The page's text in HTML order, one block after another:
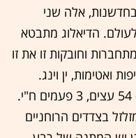
בחדשנות, אלה שני
הדיאלוג מתבטא
וחובקות זו את זו
ואטימות, ין וינג.
מבחוץ שתלנו פרדס של עצי הדר - 54 עצים, 3 פעמים ח"י.
בצדדים הרוחניים